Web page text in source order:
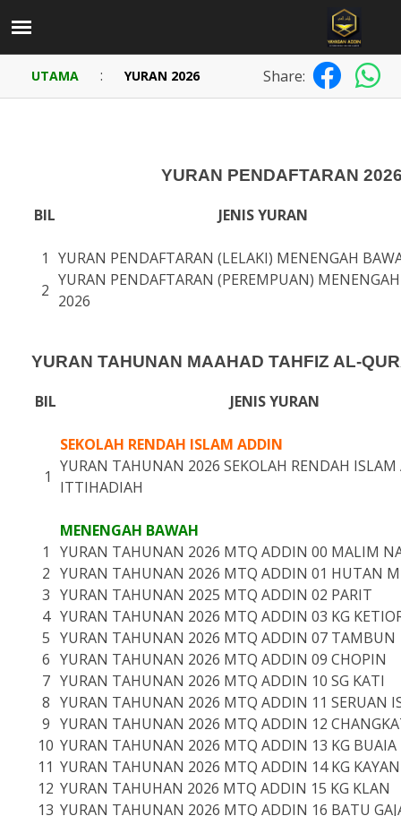
UTAMA : YURAN 2026 Share:
YURAN PENDAFTARAN
BIL JENIS YURAN
1 YURAN PENDAFTARAN (LELAKI) MENENGAH
2
YURAN PENDAFTARAN (PEREMPUAN)
2026
YURAN TAHUNAN MAAHAD TAHFIZ AL-
BIL JENIS YURAN
SEKOLAH RENDAH ISLAM ADDIN
1
YURAN TAHUNAN 2026 SEKOLAH RENDAH
ITTIHADIAH
MENENGAH BAWAH
1
YURAN TAHUNAN 2026 MTQ ADDIN 00 MALIM
2 YURAN TAHUNAN 2026 MTQ ADDIN 01 HUTAN
3 YURAN TAHUNAN 2025 MTQ ADDIN 02 PARIT
4 YURAN TAHUNAN 2026 MTQ ADDIN 03 KG
5 YURAN TAHUNAN 2026 MTQ ADDIN 07 TAMBUN
6 YURAN TAHUNAN 2026 MTQ ADDIN 09 CHOPIN
7 YURAN TAHUNAN 2026 MTQ ADDIN 10 SG KATI
8 YURAN TAHUNAN 2026 MTQ ADDIN 11 SERUAN
9 YURAN TAHUNAN 2026 MTQ ADDIN 12
10 YURAN TAHUNAN 2026 MTQ ADDIN 13 KG BUAIA
11 YURAN TAHUNAN 2026 MTQ ADDIN 14 KG KAYAN
12 YURAN TAHUHAN 2026 MTQ ADDIN 15 KG KLAN
13 YURAN TAHUNAN 2026 MTQ ADDIN 16 BATU